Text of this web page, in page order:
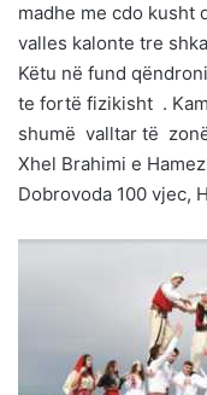
madhe me cdo kusht
valles kalonte tre
Këtu në fund
te fortë fizikisht .
shumë valltar të
Xhel Brahimi e
Dobrovoda 100 vjec,